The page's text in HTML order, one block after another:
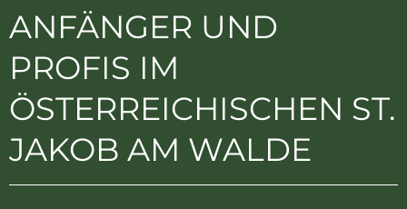
ANFÄNGER UND
PROFIS IM
ÖSTERREICHISCHEN ST.
JAKOB AM WALDE